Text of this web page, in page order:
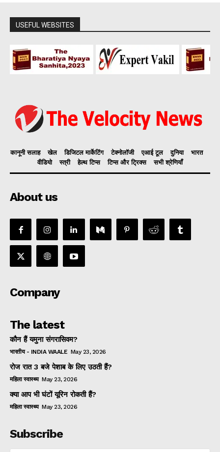
USEFUL WEBSITES
कानूनी सलाह खेल डिजिटल मार्केटिंग टेक्नोलॉजी एआई टूल दुनिया
भारत
वीडियो
स्त्री हेल्थ टिप्स टिप्स और ट्रिक्स सभी श्रेणियाँ
About us
Company
The latest
कौन हैं यमुना संगरासिवम?
भारतीय - INDIA WAALE May 23, 2026
रोज रात 3 बजे पेशाब के लिए उठती हैं?
महिला स्वास्थ्य May 23, 2026
क्या आप भी घंटों यूरिन रोकती हैं?
महिला स्वास्थ्य May 23, 2026
Subscribe